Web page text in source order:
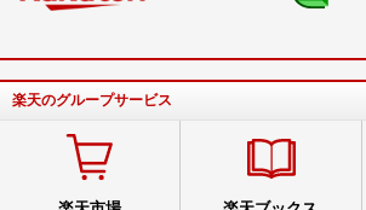
楽天のグループサービス